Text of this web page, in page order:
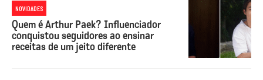
NOVIDADES
Quem é Arthur Paek? Influenciador
conquistou seguidores ao ensinar
receitas de um jeito diferente